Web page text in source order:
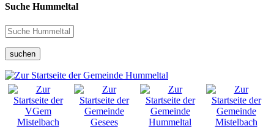
Suche Hummeltal
suchen